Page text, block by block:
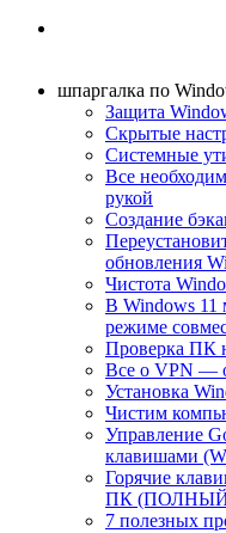
шпаргалка по
Защита
Скрытые
Системные
Все
рукой
Создание
обновления
Чистота
В Windows 11
режиме
Проверка ПК
Все о VPN —
Установка
Чистим
Управление
клавишами
Горячие
ПК (ПОЛНЫЙ
7 полезных